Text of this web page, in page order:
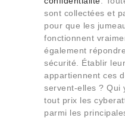
sont collectées et
pour que les
fonctionnent
également
sécurité. Établir
appartiennent ces
servent-elles ? Qui
tout prix les
parmi les